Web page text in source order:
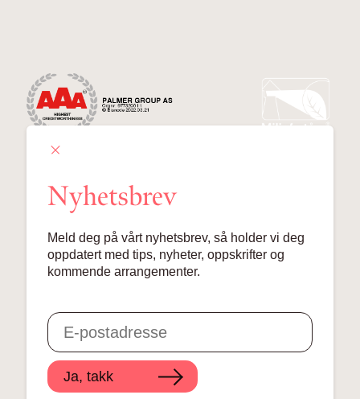
Lille Grensen 7, 0159 Oslo
© 2024 Palmer Group AS
Nyhetsbrev
Meld deg på vårt nyhetsbrev, så holder vi deg
oppdatert med tips, nyheter, oppskrifter og
kommende arrangementer.
Ja, takk